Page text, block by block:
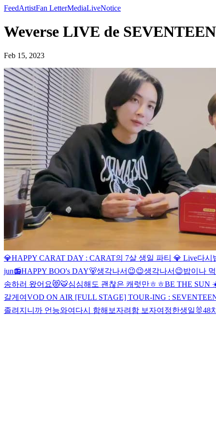
FeedArtistFan LetterMediaLiveNotice
Weverse LIVE de
Feb 15, 2023
💎HAPPY CARAT DAY : CARAT의 7살 생일 파티 💎 Live다시
jun📻HAPPY BOO's DAY🐻생각나서😉😉생각나서😉밥이나
송하러 왔어요😻🐯심심해도 괜찮은 캐럿만ㅎㅎBE THE SUN
갈게여VOD ON AIR [FULL STAGE] TOUR-ING :
졸려지니까 언능와여 다시 함해보자려 함 보자여 정한생일🐰48